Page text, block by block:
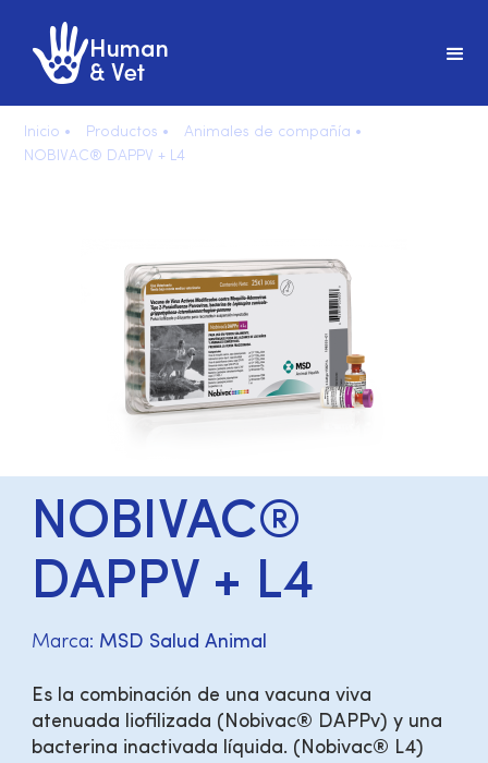
Inicio • Productos •
Animales de compañía •
NOBIVAC® DAPPV + L4
NOBIVAC®
DAPPV + L4
Marca: MSD Salud Animal
Es la combinación de una vacuna viva
atenuada liofilizada (Nobivac® DAPPv) y una
bacterina inactivada líquida. (Nobivac® L4)